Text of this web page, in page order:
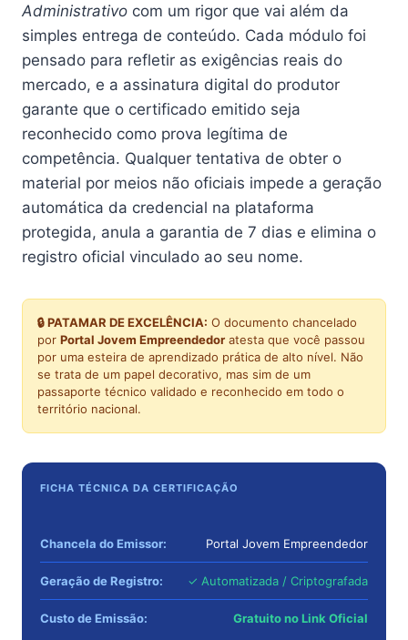
Administrativo com um rigor que vai além da
simples entrega de conteúdo. Cada módulo foi
pensado para refletir as exigências reais do
mercado, e a assinatura digital do produtor
garante que o certificado emitido seja
reconhecido como prova legítima de
competência. Qualquer tentativa de obter o
material por meios não oficiais impede a geração
automática da credencial na plataforma
protegida, anula a garantia de 7 dias e elimina o
registro oficial vinculado ao seu nome.
🔒 PATAMAR DE EXCELÊNCIA: O documento chancelado
por Portal Jovem Empreendedor atesta que você passou
por uma esteira de aprendizado prática de alto nível. Não
se trata de um papel decorativo, mas sim de um
passaporte técnico validado e reconhecido em todo o
território nacional.
FICHA TÉCNICA DA CERTIFICAÇÃO
Chancela do Emissor: Portal Jovem Empreendedor
Geração de Registro: ✓ Automatizada / Criptografada
Custo de Emissão: Gratuito no Link Oficial